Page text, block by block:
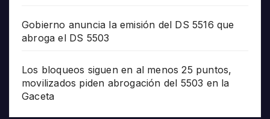
Gobierno anuncia la emisión del DS 5516 que
abroga el DS 5503
Los bloqueos siguen en al menos 25 puntos,
movilizados piden abrogación del 5503 en la
Gaceta